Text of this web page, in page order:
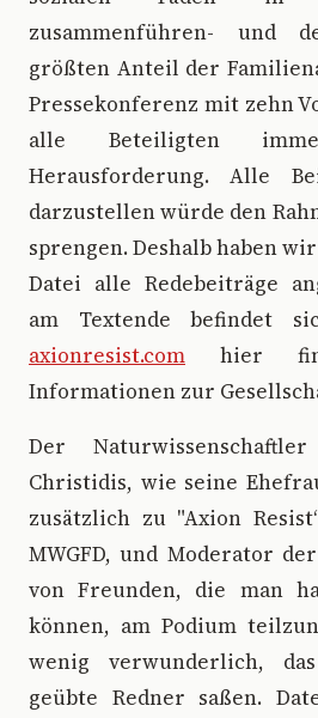
zusammenführen- und
größten Anteil der
Pressekonferenz mit zehn
alle Beteiligten
Herausforderung. Alle
darzustellen würde den
sprengen. Deshalb haben
Datei alle Redebeiträge
am Textende befindet
axionresist.com hier
Informationen zur
Der
Christidis, wie seine
zusätzlich zu "Axion
MWGFD, und Moderator
von Freunden, die man
können, am Podium
wenig verwunderlich,
geübte Redner saßen.